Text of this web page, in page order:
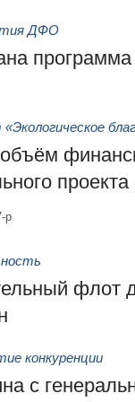
ДФО
р
флот
конкуренции
с